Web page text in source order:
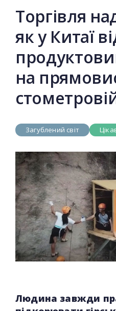
Торгівля
як у Китаї
на
Загублений світ
Людина завжди